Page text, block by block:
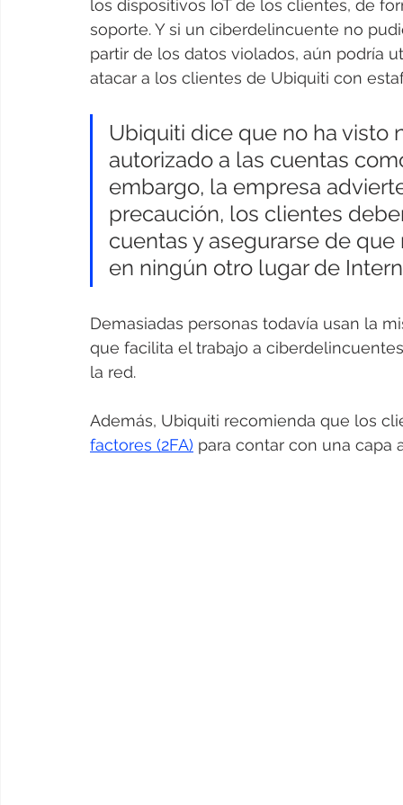
los dispositivos IoT de los clientes, de
soporte. Y si un ciberdelincuente no
partir de los datos violados, aún podría
atacar a los clientes de Ubiquiti con
Ubiquiti dice que no ha visto
autorizado a las cuentas
embargo, la empresa
precaución, los clientes
cuentas y asegurarse de
en ningún otro lugar de
Demasiadas personas todavía usan la
que facilita el trabajo a
la red.
Además, Ubiquiti recomienda que los
factores (2FA) para contar con una capa